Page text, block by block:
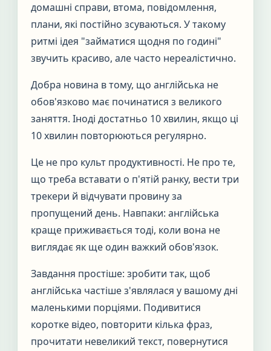
домашні справи, втома, повідомлення,
плани, які постійно зсуваються. У такому
ритмі ідея "займатися щодня по годині"
звучить красиво, але часто нереалістично.
Добра новина в тому, що англійська не
обов'язково має починатися з великого
заняття. Іноді достатньо 10 хвилин, якщо ці
10 хвилин повторюються регулярно.
Це не про культ продуктивності. Не про те,
що треба вставати о п'ятій ранку, вести три
трекери й відчувати провину за
пропущений день. Навпаки: англійська
краще приживається тоді, коли вона не
виглядає як ще один важкий обов'язок.
Завдання простіше: зробити так, щоб
англійська частіше з'являлася у вашому дні
маленькими порціями. Подивитися
коротке відео, повторити кілька фраз,
прочитати невеликий текст, повернутися